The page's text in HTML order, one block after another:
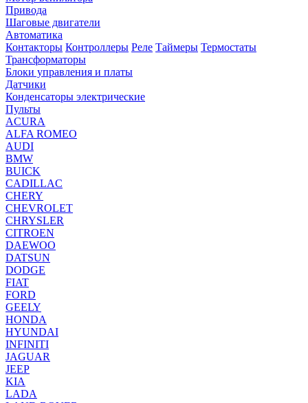
Привода
Шаговые двигатели
Автоматика
Контакторы Контроллеры Реле Таймеры Термостаты
Трансформаторы
Блоки управления и платы
Датчики
Конденсаторы электрические
Пульты
ACURA
ALFA ROMEO
AUDI
BMW
BUICK
CADILLAC
CHERY
CHEVROLET
CHRYSLER
CITROEN
DAEWOO
DATSUN
DODGE
FIAT
FORD
GEELY
HONDA
HYUNDAI
INFINITI
JAGUAR
JEEP
KIA
LADA